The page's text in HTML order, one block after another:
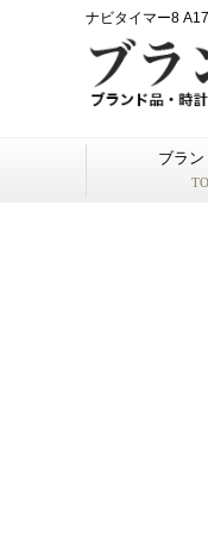
ナビタイマー8
ブラン